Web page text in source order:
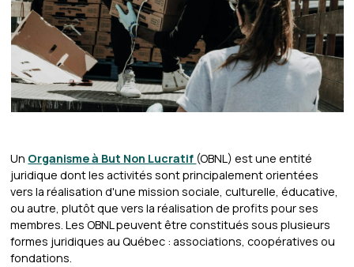
Un Organisme à But Non Lucratif (OBNL) est une entité
juridique dont les activités sont principalement orientées
vers la réalisation d'une mission sociale, culturelle, éducative,
ou autre, plutôt que vers la réalisation de profits pour ses
membres. Les OBNL peuvent être constitués sous plusieurs
formes juridiques au Québec : associations, coopératives ou
fondations.